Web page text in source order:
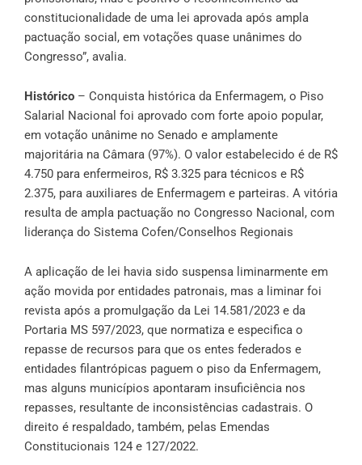
constitucionalidade de uma lei aprovada após ampla
pactuação social, em votações quase unânimes do
Congresso”, avalia.
Histórico – Conquista histórica da Enfermagem, o Piso
Salarial Nacional foi aprovado com forte apoio popular,
em votação unânime no Senado e amplamente
majoritária na Câmara (97%). O valor estabelecido é de R$
4.750 para enfermeiros, R$ 3.325 para técnicos e R$
2.375, para auxiliares de Enfermagem e parteiras. A vitória
resulta de ampla pactuação no Congresso Nacional, com
liderança do Sistema Cofen/Conselhos Regionais
A aplicação de lei havia sido suspensa liminarmente em
ação movida por entidades patronais, mas a liminar foi
revista após a promulgação da Lei 14.581/2023 e da
Portaria MS 597/2023, que normatiza e especifica o
repasse de recursos para que os entes federados e
entidades filantrópicas paguem o piso da Enfermagem,
mas alguns municípios apontaram insuficiência nos
repasses, resultante de inconsistências cadastrais. O
direito é respaldado, também, pelas Emendas
Constitucionais 124 e 127/2022.